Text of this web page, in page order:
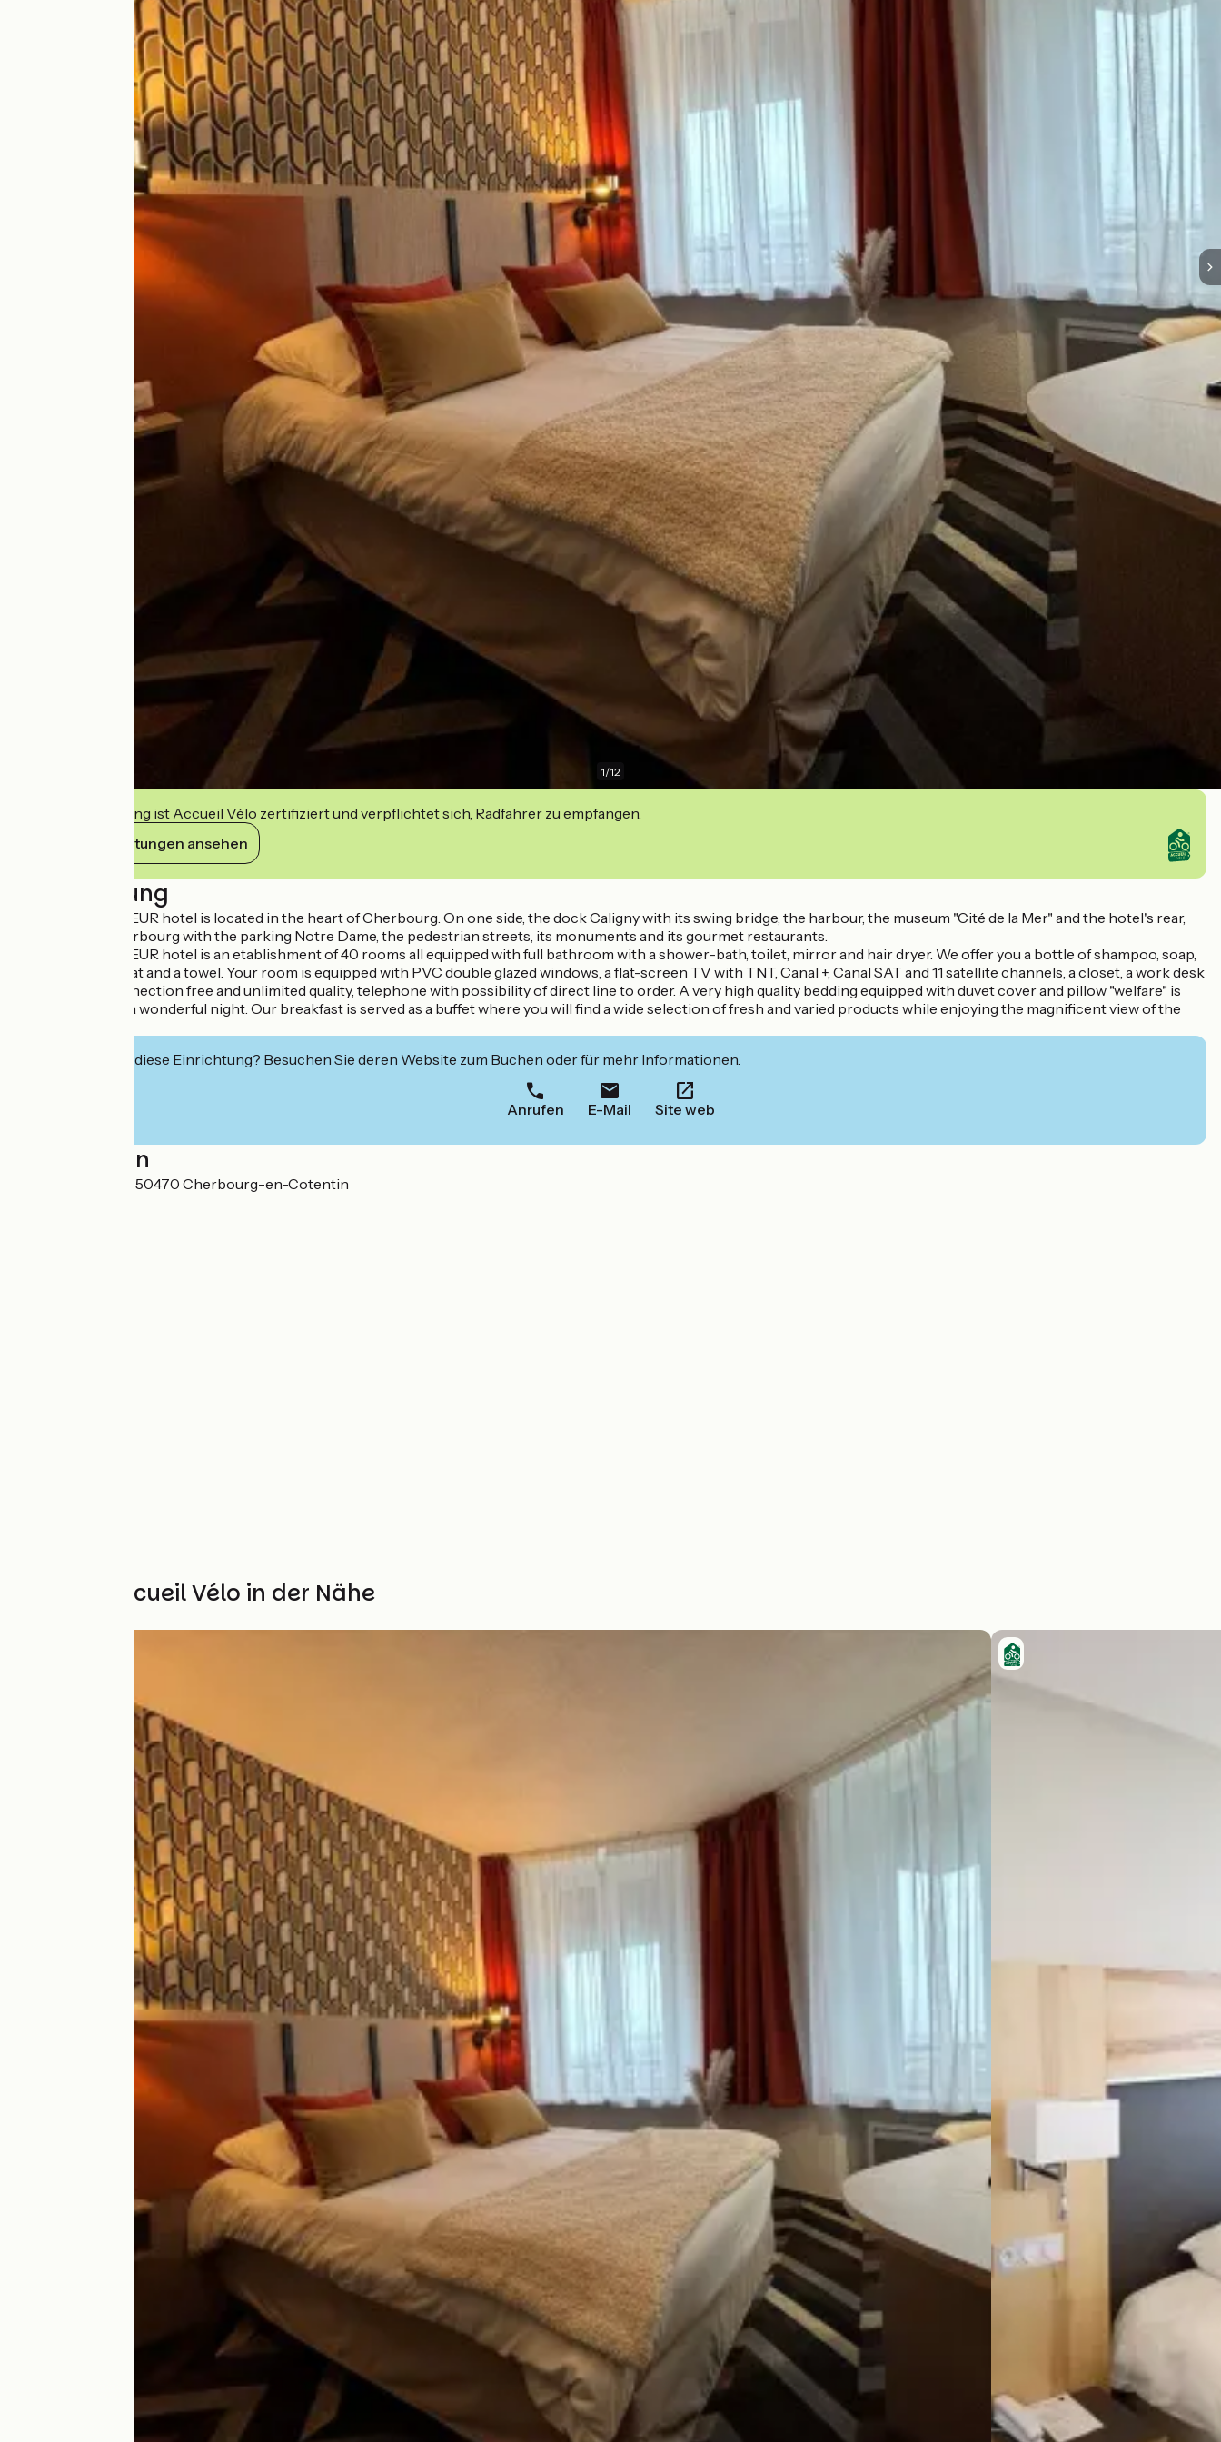
1/12
Diese Einrichtung ist Accueil Vélo zertifiziert und verpflichtet sich, Radfahrer zu empfangen.
Ihre Verpflichtungen ansehen
Beschreibung
The AMBASSADEUR hotel is located in the heart of Cherbourg. On one side, the dock Caligny with its swing bridge, the harbour, the museum "Cité de la Mer" and the hotel's rear,
the center of Cherbourg with the parking Notre Dame, the pedestrian streets, its monuments and its gourmet restaurants.
The AMBASSADEUR hotel is an etablishment of 40 rooms all equipped with full bathroom with a shower-bath, toilet, mirror and hair dryer. We offer you a bottle of shampoo, soap,
slippers, a bath mat and a towel. Your room is equipped with PVC double glazed windows, a flat-screen TV with TNT, Canal +, Canal SAT and 11 satellite channels, a closet, a work desk
with wireless connection free and unlimited quality, telephone with possibility of direct line to order. A very high quality bedding equipped with duvet cover and pillow "welfare" is
here to offer you a wonderful night. Our breakfast is served as a buffet where you will find a wide selection of fresh and varied products while enjoying the magnificent view of the
Interessiert Sie diese Einrichtung? Besuchen Sie deren Website zum Buchen oder für mehr Informationen.
Anrufen E-Mail Site web
Localisation
22 quai de Caligny 50470 Cherbourg-en-Cotentin
Weitere Accueil Vélo in der Nähe